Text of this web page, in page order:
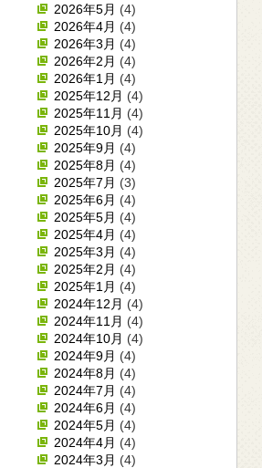
2026年5月 (4)
2026年4月 (4)
2026年3月 (4)
2026年2月 (4)
2026年1月 (4)
2025年12月 (4)
2025年11月 (4)
2025年10月 (4)
2025年9月 (4)
2025年8月 (4)
2025年7月 (3)
2025年6月 (4)
2025年5月 (4)
2025年4月 (4)
2025年3月 (4)
2025年2月 (4)
2025年1月 (4)
2024年12月 (4)
2024年11月 (4)
2024年10月 (4)
2024年9月 (4)
2024年8月 (4)
2024年7月 (4)
2024年6月 (4)
2024年5月 (4)
2024年4月 (4)
2024年3月 (4)